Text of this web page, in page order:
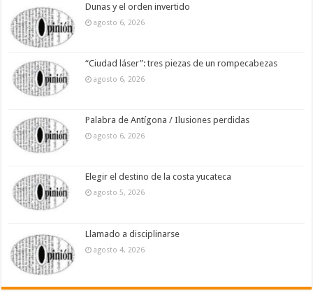
Dunas y el orden invertido
agosto 6, 2026
“Ciudad láser”: tres piezas de un rompecabezas
agosto 6, 2026
Palabra de Antígona / Ilusiones perdidas
agosto 6, 2026
Elegir el destino de la costa yucateca
agosto 5, 2026
Llamado a disciplinarse
agosto 4, 2026